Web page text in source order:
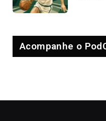
Acompanhe o